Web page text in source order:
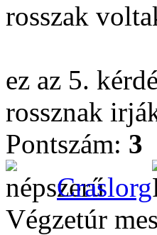
rosszak
ez az 5.
rossznak
Pontszám: 3
Craslorg
Végzetúr